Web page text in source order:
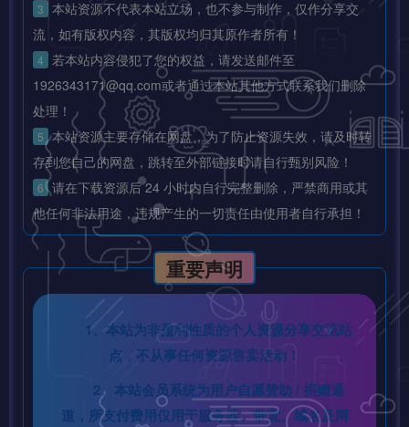
3 本站资源不代表本站立场，也不参与制作，仅作分享交
流，如有版权内容，其版权均归其原作者所有！
4 若本站内容侵犯了您的权益，请发送邮件至
1926343171@qq.com或者通过本站其他方式联系我们删除
处理！
5 本站资源主要存储在网盘，为了防止资源失效，请及时转
存到您自己的网盘，跳转至外部链接时请自行甄别风险！
6 请在下载资源后 24 小时内自行完整删除，严禁商用或其
他任何非法用途，违规产生的一切责任由使用者自行承担！
重要声明
1、本站为非盈利性质的个人资源分享交流站
点，不从事任何资源售卖活动！
2、本站会员系统为用户自愿赞助 / 捐赠通
道，所支付费用仅用于服务器、带宽、域名及网